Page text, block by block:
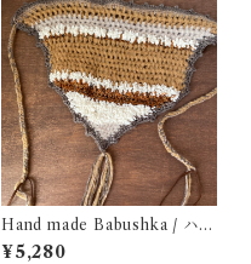
Hand made Babushka / ハン
ドメイド バブーシュカ
¥5,280